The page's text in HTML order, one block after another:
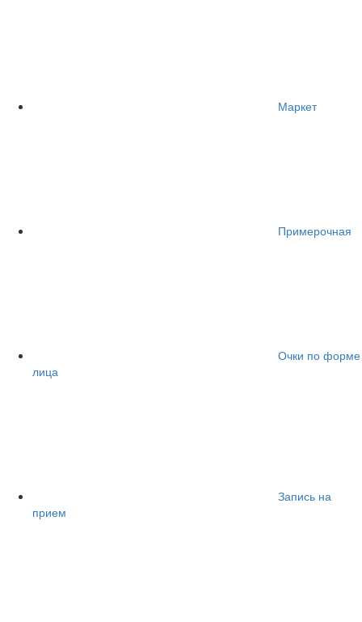
Маркет
Примерочная
Очки по форме
лица
Запись на
прием